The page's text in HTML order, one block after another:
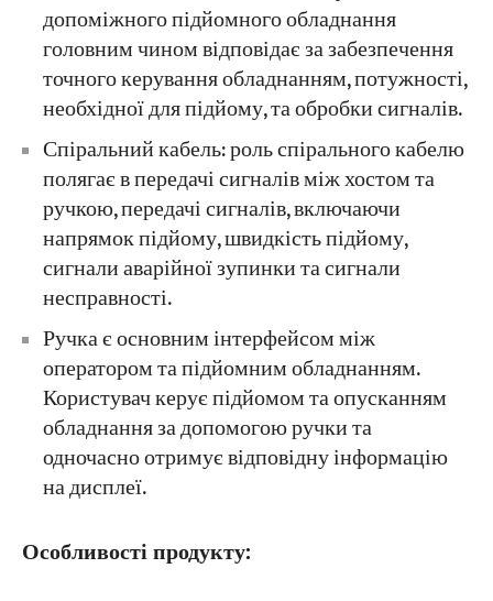
допоміжного підйомного обладнання
головним чином відповідає за забезпечення
точного керування обладнанням, потужності,
необхідної для підйому, та обробки сигналів.
Спіральний кабель: роль спірального кабелю
полягає в передачі сигналів між хостом та
ручкою, передачі сигналів, включаючи
напрямок підйому, швидкість підйому,
сигнали аварійної зупинки та сигнали
несправності.
Ручка є основним інтерфейсом між
оператором та підйомним обладнанням.
Користувач керує підйомом та опусканням
обладнання за допомогою ручки та
одночасно отримує відповідну інформацію
на дисплеї.
Особливості продукту: